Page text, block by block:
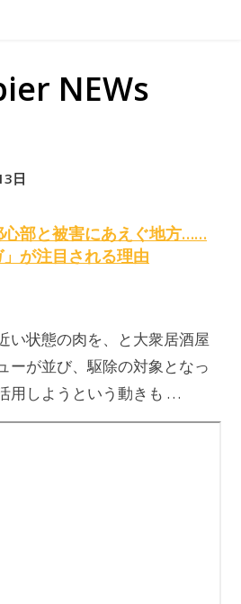
NEWs
日
部と被害にあえぐ地方……
」が注目される理由
い状態の肉を、と大衆居酒屋
ーが並び、駆除の対象となっ
用しようという動きも …